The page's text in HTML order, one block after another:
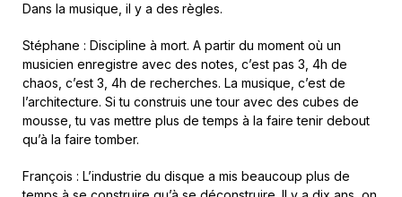
Dans la musique, il y a des règles.
Stéphane : Discipline à mort. A partir du moment où un
musicien enregistre avec des notes, c’est pas 3, 4h de
chaos, c’est 3, 4h de recherches. La musique, c’est de
l’architecture. Si tu construis une tour avec des cubes de
mousse, tu vas mettre plus de temps à la faire tenir debout
qu’à la faire tomber.
François : L’industrie du disque a mis beaucoup plus de